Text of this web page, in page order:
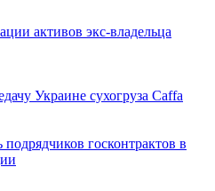
активов экс-владельца
Украине сухогруза Caffa
госконтрактов в